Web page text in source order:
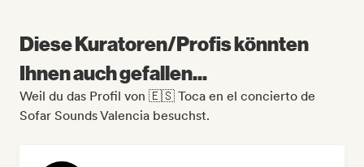
Diese Kuratoren/Profis könnten
Ihnen auch gefallen...
Weil du das Profil von 🇪🇸 Toca en el concierto de
Sofar Sounds Valencia besuchst.